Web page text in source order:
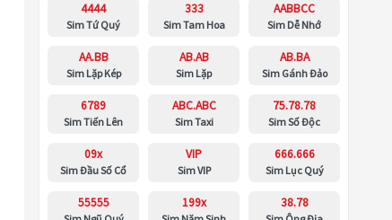
4444
Sim Tứ Quý
333
Sim Tam Hoa
AABBCC
Sim Dễ Nhớ
AA.BB
Sim Lặp Kép
AB.AB
Sim Lặp
AB.BA
Sim Gánh Đảo
6789
Sim Tiến Lên
ABC.ABC
Sim Taxi
75.78.78
Sim Số Độc
09x
Sim Đầu Số Cổ
VIP
Sim VIP
666.666
Sim Lục Quý
55555 199x 38.78